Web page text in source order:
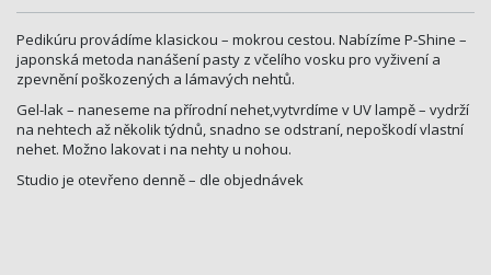
Pedikúru provádíme klasickou – mokrou cestou. Nabízíme P-Shine –
japonská metoda nanášení pasty z včelího vosku pro vyživení a
zpevnění poškozených a lámavých nehtů.
Gel-lak – naneseme na přírodní nehet,vytvrdíme v UV lampě – vydrží
na nehtech až několik týdnů, snadno se odstraní, nepoškodí vlastní
nehet. Možno lakovat i na nehty u nohou.
Studio je otevřeno denně – dle objednávek